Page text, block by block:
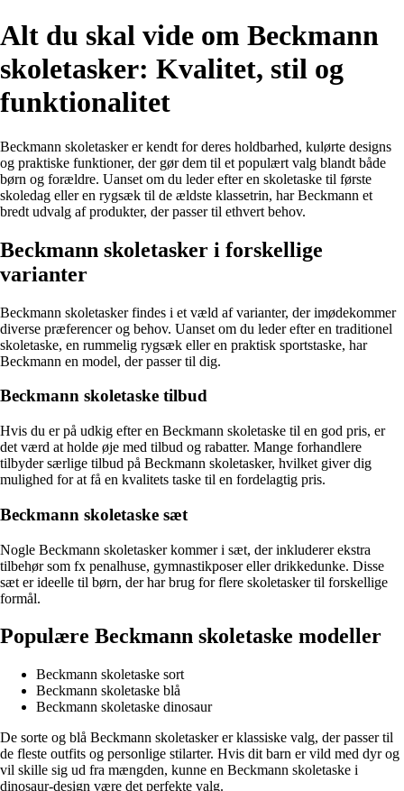
Alt du skal vide om Beckmann
skoletasker: Kvalitet, stil og
funktionalitet
Beckmann skoletasker er kendt for deres holdbarhed, kulørte designs
og praktiske funktioner, der gør dem til et populært valg blandt både
børn og forældre. Uanset om du leder efter en skoletaske til første
skoledag eller en rygsæk til de ældste klassetrin, har Beckmann et
bredt udvalg af produkter, der passer til ethvert behov.
Beckmann skoletasker i forskellige
varianter
Beckmann skoletasker findes i et væld af varianter, der imødekommer
diverse præferencer og behov. Uanset om du leder efter en traditionel
skoletaske, en rummelig rygsæk eller en praktisk sportstaske, har
Beckmann en model, der passer til dig.
Beckmann skoletaske tilbud
Hvis du er på udkig efter en Beckmann skoletaske til en god pris, er
det værd at holde øje med tilbud og rabatter. Mange forhandlere
tilbyder særlige tilbud på Beckmann skoletasker, hvilket giver dig
mulighed for at få en kvalitets taske til en fordelagtig pris.
Beckmann skoletaske sæt
Nogle Beckmann skoletasker kommer i sæt, der inkluderer ekstra
tilbehør som fx penalhuse, gymnastikposer eller drikkedunke. Disse
sæt er ideelle til børn, der har brug for flere skoletasker til forskellige
formål.
Populære Beckmann skoletaske modeller
Beckmann skoletaske sort
Beckmann skoletaske blå
Beckmann skoletaske dinosaur
De sorte og blå Beckmann skoletasker er klassiske valg, der passer til
de fleste outfits og personlige stilarter. Hvis dit barn er vild med dyr og
vil skille sig ud fra mængden, kunne en Beckmann skoletaske i
dinosaur-design være det perfekte valg.